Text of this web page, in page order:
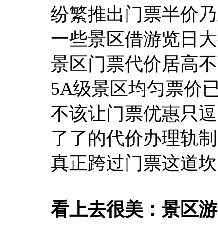
纷繁推出门票半价
一些景区借游览日
景区门票代价居高
5A级景区均匀票价
不该让门票优惠只
了了的代价办理轨
真正跨过门票这道
看上去很美：景区